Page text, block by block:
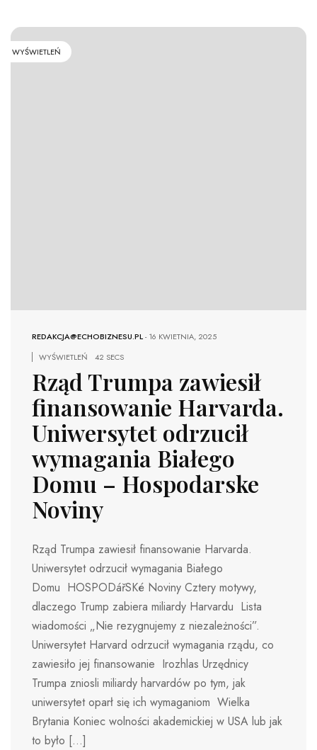
WYŚWIETLEŃ
REDAKCJA@ECHOBIZNESU.PL-16 KWIETNIA, 2025
WYŚWIETLEŃ
42 SECS
Rząd Trumpa zawiesił
finansowanie Harvarda.
Uniwersytet odrzucił
wymagania Białego
Domu – Hospodarske
Noviny
Rząd Trumpa zawiesił finansowanie Harvarda.
Uniwersytet odrzucił wymagania Białego
Domu HOSPODářSKé Noviny Cztery motywy,
dlaczego Trump zabiera miliardy Harvardu Lista
wiadomości „Nie rezygnujemy z niezależności”.
Uniwersytet Harvard odrzucił wymagania rządu, co
zawiesiło jej finansowanie Irozhlas Urzędnicy
Trumpa zniosli miliardy harvardów po tym, jak
uniwersytet oparł się ich wymaganiom Wielka
Brytania Koniec wolności akademickiej w USA lub jak
to było […]